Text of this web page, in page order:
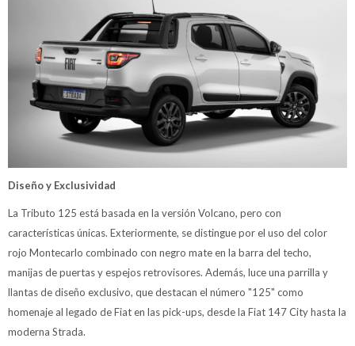
Diseño y Exclusividad
La Tributo 125 está basada en la versión Volcano, pero con
características únicas. Exteriormente, se distingue por el uso del color
rojo Montecarlo combinado con negro mate en la barra del techo,
manijas de puertas y espejos retrovisores. Además, luce una parrilla y
llantas de diseño exclusivo, que destacan el número "125" como
homenaje al legado de Fiat en las pick-ups, desde la Fiat 147 City hasta la
moderna Strada.